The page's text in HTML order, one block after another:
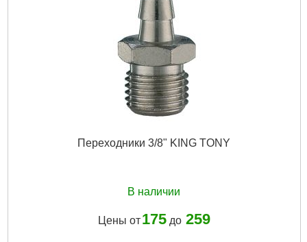
Подробнее...
Переходники 3/8" KING TONY
В наличии
Цены от 175до 259